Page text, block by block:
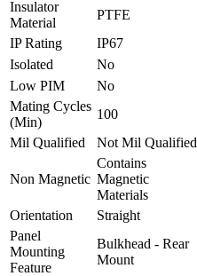
Insulator
Material
PTFE
IP Rating
IP67
Isolated
No
Low PIM
No
Mating Cycles
(Min)
100
Mil Qualified
Not Mil Qualified
Non Magnetic
Contains
Magnetic
Materials
Orientation
Straight
Panel
Mounting
Feature
Bulkhead - Rear
Mount